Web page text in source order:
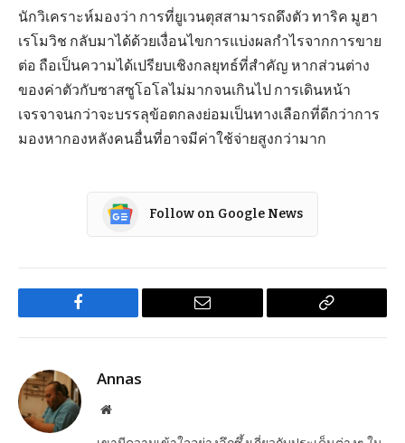
นักวิเคราะห์มองว่า การที่ยูเวนตุสสามารถดึงตัว ทาริค มูฮา
เรโมวิช กลับมาได้ด้วยเงื่อนไขการแบ่งผลกำไรจากการขาย
ต่อ ถือเป็นความได้เปรียบเชิงกลยุทธ์ที่สำคัญ หากส่วนต่าง
ของค่าตัวกับซาสซูโอโลไม่มากจนเกินไป การเดินหน้า
เจรจาจนกว่าจะบรรลุข้อตกลงย่อมเป็นทางเลือกที่ดีกว่าการ
มองหากองหลังคนอื่นที่อาจมีค่าใช้จ่ายสูงกว่ามาก
Follow on Google News
Facebook Email
Copy
Annas
Website